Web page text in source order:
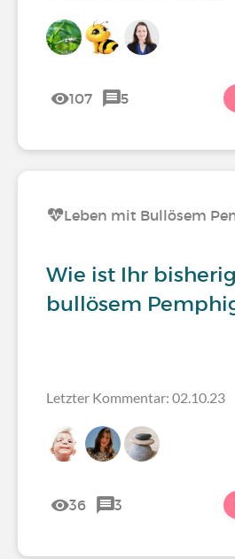
107 5
Leben mit Bullösem
Wie ist Ihr
bullösem
Letzter Kommentar: 02.10.23
36 3